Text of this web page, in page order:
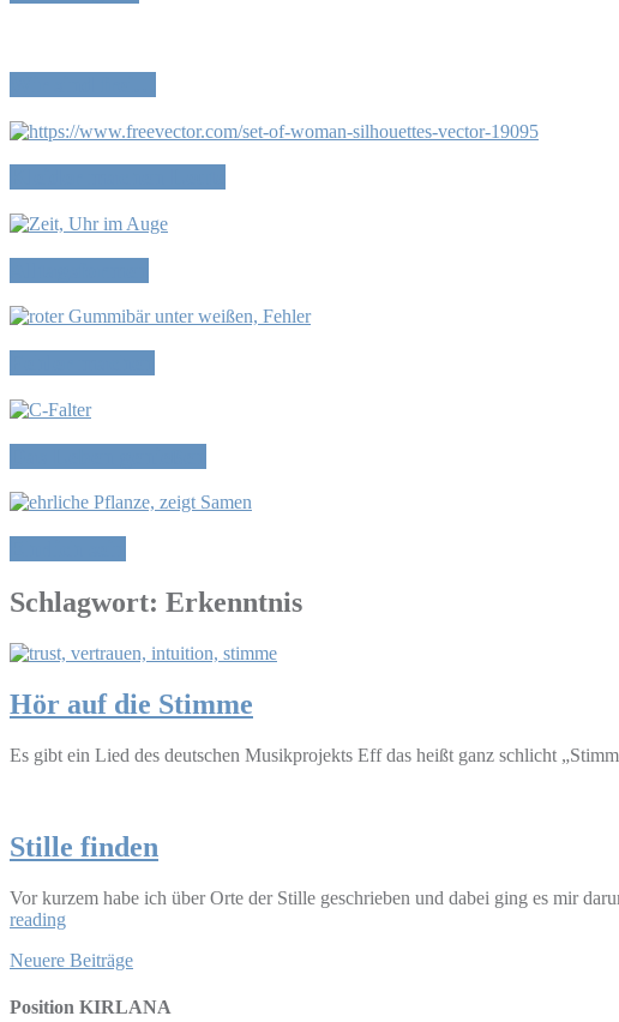
Schlagwort: Erkenntnis
Hör auf die Stimme
Es gibt ein Lied des deutschen Musikprojekts Eff das heißt ganz schlicht
Stille finden
Vor kurzem habe ich über Orte der Stille geschrieben und dabei ging es mir
reading
Beitragsnavigation
Neuere Beiträge
Position KIRLANA